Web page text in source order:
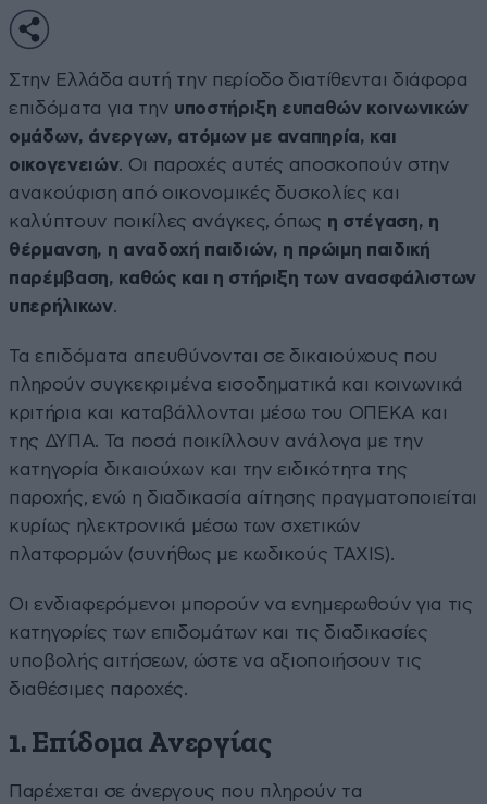
Στην Ελλάδα αυτή την περίοδο διατίθενται διάφορα
επιδόματα για την υποστήριξη ευπαθών κοινωνικών
ομάδων, άνεργων, ατόμων με αναπηρία, και
οικογενειών. Οι παροχές αυτές αποσκοπούν στην
ανακούφιση από οικονομικές δυσκολίες και
καλύπτουν ποικίλες ανάγκες, όπως η στέγαση, η
θέρμανση, η αναδοχή παιδιών, η πρώιμη παιδική
παρέμβαση, καθώς και η στήριξη των ανασφάλιστων
υπερήλικων.
Τα επιδόματα απευθύνονται σε δικαιούχους που
πληρούν συγκεκριμένα εισοδηματικά και κοινωνικά
κριτήρια και καταβάλλονται μέσω του ΟΠΕΚΑ και
της ΔΥΠΑ. Τα ποσά ποικίλλουν ανάλογα με την
κατηγορία δικαιούχων και την ειδικότητα της
παροχής, ενώ η διαδικασία αίτησης πραγματοποιείται
κυρίως ηλεκτρονικά μέσω των σχετικών
πλατφορμών (συνήθως με κωδικούς TAXIS).
Οι ενδιαφερόμενοι μπορούν να ενημερωθούν για τις
κατηγορίες των επιδομάτων και τις διαδικασίες
υποβολής αιτήσεων, ώστε να αξιοποιήσουν τις
διαθέσιμες παροχές.
1. Επίδομα Ανεργίας
Παρέχεται σε άνεργους που πληρούν τα